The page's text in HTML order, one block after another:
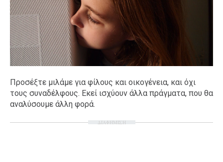
Προσέξτε μιλάμε για φίλους και οικογένεια, και όχι
τους συναδέλφους. Εκεί ισχύουν άλλα πράγματα, που θα
αναλύσουμε άλλη φορά.
ΔΙΑΦΗΜΙΣΗ